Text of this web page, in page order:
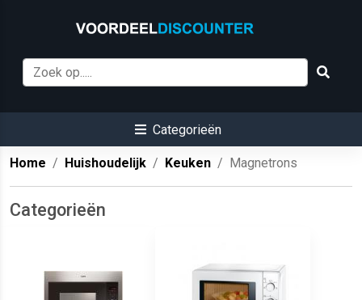
Categorieën
Home Huishoudelijk Keuken Magnetrons
Categorieën